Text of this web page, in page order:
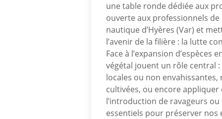
une table ronde dédiée aux
ouverte aux professionnels
nautique d’Hyères (Var) et
l’avenir de la filière : la lutte
Face à l’expansion d’espèces
végétal jouent un rôle central
locales ou non
cultivées, ou encore
l’introduction de ravageurs
essentiels pour préserver nos